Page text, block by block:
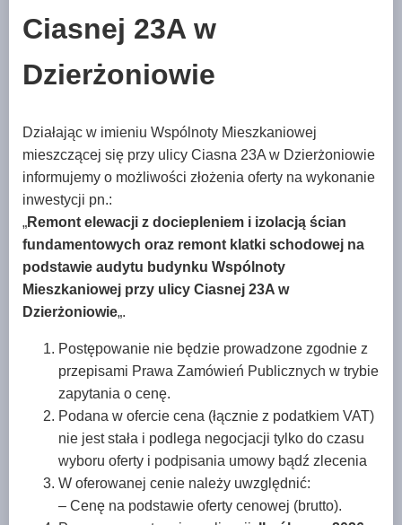
Ciasnej 23A w
Dzierżoniowie
Działając w imieniu Wspólnoty Mieszkaniowej
mieszczącej się przy ulicy Ciasna 23A w Dzierżoniowie
informujemy o możliwości złożenia oferty na wykonanie
inwestycji pn.:
„Remont elewacji z dociepleniem i izolacją ścian
fundamentowych oraz remont klatki schodowej na
podstawie audytu budynku Wspólnoty
Mieszkaniowej przy ulicy Ciasnej 23A w
Dzierżoniowie„.
Postępowanie nie będzie prowadzone zgodnie z
przepisami Prawa Zamówień Publicznych w trybie
zapytania o cenę.
Podana w ofercie cena (łącznie z podatkiem VAT)
nie jest stała i podlega negocjacji tylko do czasu
wyboru oferty i podpisania umowy bądź zlecenia
W oferowanej cenie należy uwzględnić:
– Cenę na podstawie oferty cenowej (brutto).